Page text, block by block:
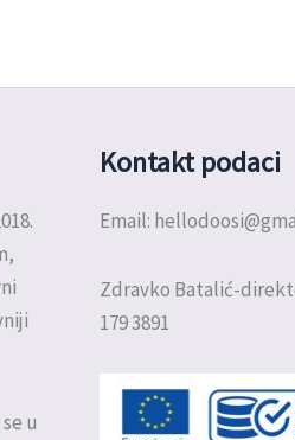
u
Kontakt podaci
Email:
Zdravko Batalić-
179 3891